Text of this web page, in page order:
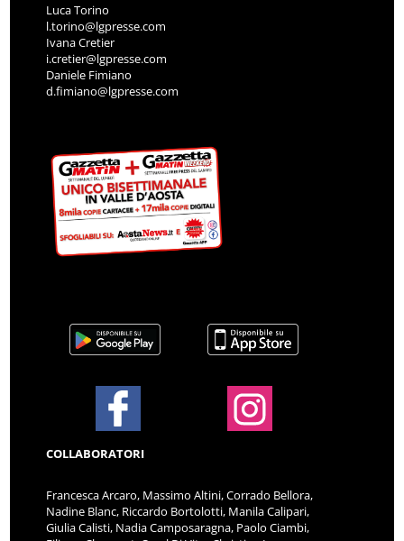
Luca Torino
l.torino@lgpresse.com
Ivana Cretier
i.cretier@lgpresse.com
Daniele Fimiano
d.fimiano@lgpresse.com
COLLABORATORI
Francesca Arcaro, Massimo Altini, Corrado Bellora,
Nadine Blanc, Riccardo Bortolotti, Manila Calipari,
Giulia Calisti, Nadia Camposaragna, Paolo Ciambi,